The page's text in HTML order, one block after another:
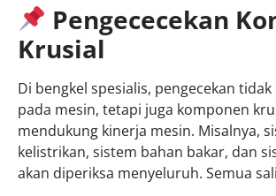
Pengececekan
Krusial
Di bengkel spesialis, pengecekan
pada mesin, tetapi juga komponen
mendukung kinerja mesin. Misalnya,
kelistrikan, sistem bahan bakar, dan
akan diperiksa menyeluruh. Semua